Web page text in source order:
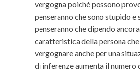
vergogna poiché possono
penseranno che sono stupido
penseranno che dipendo
caratteristica della persona
vergognare anche per una
di inferenze aumenta il